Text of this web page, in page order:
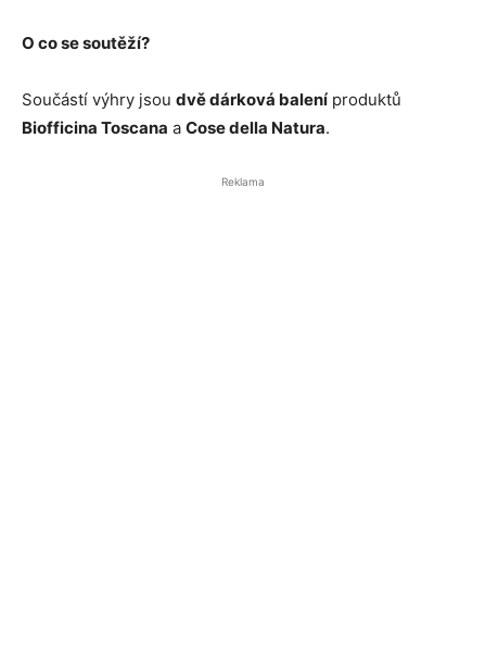
O co se soutěží?
Součástí výhry jsou dvě dárková baleníproduktů
Biofficina Toscana a Cose della Natura.
Reklama